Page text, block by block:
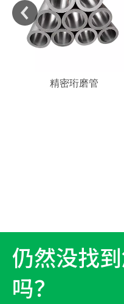
精密珩磨管
仍然没找
吗？